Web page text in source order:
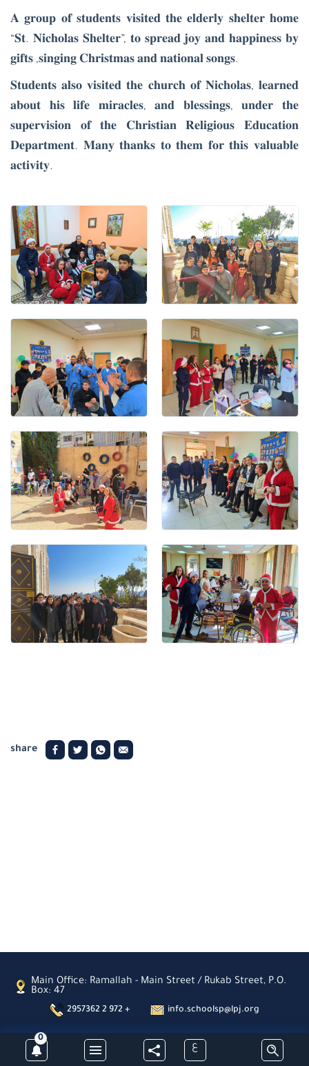
0
ع
𝐀 𝐠𝐫𝐨𝐮𝐩 𝐨𝐟 𝐬𝐭𝐮𝐝𝐞𝐧𝐭𝐬 𝐯𝐢𝐬𝐢𝐭𝐞𝐝 𝐭𝐡𝐞 𝐞𝐥𝐝𝐞𝐫𝐥𝐲 𝐬𝐡𝐞𝐥𝐭𝐞𝐫 𝐡𝐨𝐦𝐞
“𝐒𝐭. 𝐍𝐢𝐜𝐡𝐨𝐥𝐚𝐬 𝐒𝐡𝐞𝐥𝐭𝐞𝐫”, 𝐭𝐨 𝐬𝐩𝐫𝐞𝐚𝐝 𝐣𝐨𝐲 𝐚𝐧𝐝 𝐡𝐚𝐩𝐩𝐢𝐧𝐞𝐬𝐬 𝐛𝐲
𝐠𝐢𝐟𝐭𝐬 ,𝐬𝐢𝐧𝐠𝐢𝐧𝐠 𝐂𝐡𝐫𝐢𝐬𝐭𝐦𝐚𝐬 𝐚𝐧𝐝 𝐧𝐚𝐭𝐢𝐨𝐧𝐚𝐥 𝐬𝐨𝐧𝐠𝐬.
𝐒𝐭𝐮𝐝𝐞𝐧𝐭𝐬 𝐚𝐥𝐬𝐨 𝐯𝐢𝐬𝐢𝐭𝐞𝐝 𝐭𝐡𝐞 𝐜𝐡𝐮𝐫𝐜𝐡 𝐨𝐟 𝐍𝐢𝐜𝐡𝐨𝐥𝐚𝐬, 𝐥𝐞𝐚𝐫𝐧𝐞𝐝
𝐚𝐛𝐨𝐮𝐭 𝐡𝐢𝐬 𝐥𝐢𝐟𝐞 𝐦𝐢𝐫𝐚𝐜𝐥𝐞𝐬, 𝐚𝐧𝐝 𝐛𝐥𝐞𝐬𝐬𝐢𝐧𝐠𝐬, 𝐮𝐧𝐝𝐞𝐫 𝐭𝐡𝐞
𝐬𝐮𝐩𝐞𝐫𝐯𝐢𝐬𝐢𝐨𝐧 𝐨𝐟 𝐭𝐡𝐞 𝐂𝐡𝐫𝐢𝐬𝐭𝐢𝐚𝐧 𝐑𝐞𝐥𝐢𝐠𝐢𝐨𝐮𝐬 𝐄𝐝𝐮𝐜𝐚𝐭𝐢𝐨𝐧
𝐃𝐞𝐩𝐚𝐫𝐭𝐦𝐞𝐧𝐭. 𝐌𝐚𝐧𝐲 𝐭𝐡𝐚𝐧𝐤𝐬 𝐭𝐨 𝐭𝐡𝐞𝐦 𝐟𝐨𝐫 𝐭𝐡𝐢𝐬 𝐯𝐚𝐥𝐮𝐚𝐛𝐥𝐞
𝐚𝐜𝐭𝐢𝐯𝐢𝐭𝐲.
share
Main Office: Ramallah - Main Street / Rukab Street, P.O.
Box: 47
2957362 2 972 + info.schoolsp@lpj.org
Subscribe